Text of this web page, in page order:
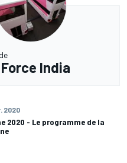
India
2020
2020 - Le programme de la